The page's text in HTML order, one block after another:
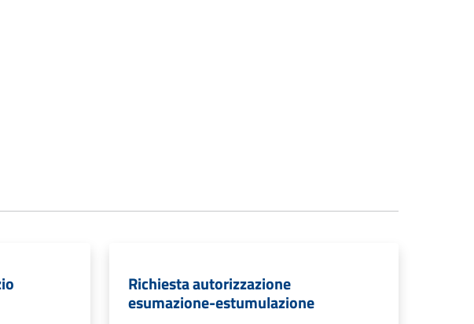
Richiesta autorizzazione
esumazione-estumulazione